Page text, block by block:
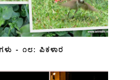
- ೧೮: ಪಿಕಳಾರ